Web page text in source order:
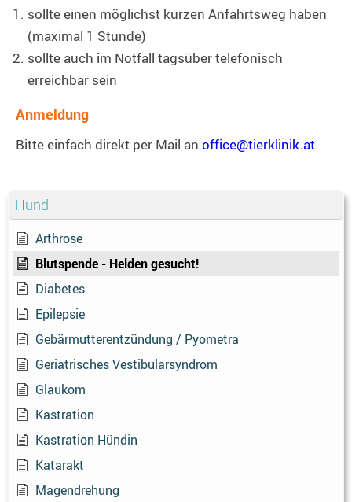
Hund
Arthrose
Blutspende - Helden gesucht!
Diabetes
Epilepsie
Gebärmutterentzündung / Pyometra
Geriatrisches Vestibularsyndrom
Glaukom
Kastration
Kastration Hündin
Katarakt
Magendrehung
sollte einen möglichst kurzen Anfahrtsweg haben
(maximal 1 Stunde)
sollte auch im Notfall tagsüber telefonisch
erreichbar sein
Anmeldung
Bitte einfach direkt per Mail an office@tierklinik.at.